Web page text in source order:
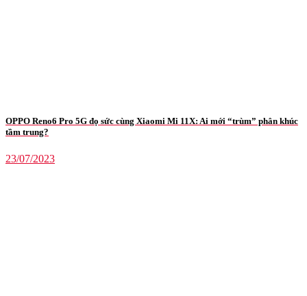
OPPO Reno6 Pro 5G đọ sức cùng Xiaomi Mi 11X: Ai mới “trùm” phân khúc
tầm trung?
23/07/2023